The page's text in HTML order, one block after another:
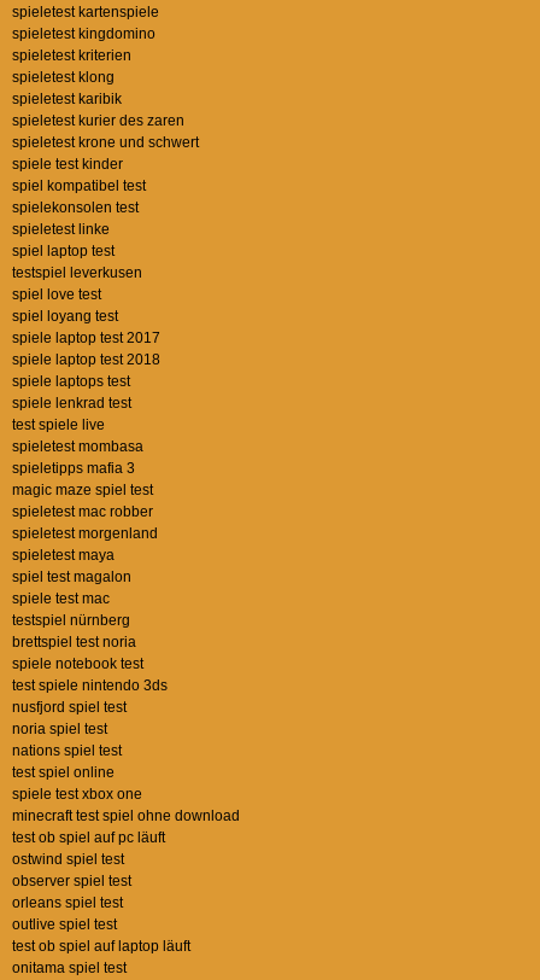
spieletest kartenspiele
spieletest kingdomino
spieletest kriterien
spieletest klong
spieletest karibik
spieletest kurier des zaren
spieletest krone und schwert
spiele test kinder
spiel kompatibel test
spielekonsolen test
spieletest linke
spiel laptop test
testspiel leverkusen
spiel love test
spiel loyang test
spiele laptop test 2017
spiele laptop test 2018
spiele laptops test
spiele lenkrad test
test spiele live
spieletest mombasa
spieletipps mafia 3
magic maze spiel test
spieletest mac robber
spieletest morgenland
spieletest maya
spiel test magalon
spiele test mac
testspiel nürnberg
brettspiel test noria
spiele notebook test
test spiele nintendo 3ds
nusfjord spiel test
noria spiel test
nations spiel test
test spiel online
spiele test xbox one
minecraft test spiel ohne download
test ob spiel auf pc läuft
ostwind spiel test
observer spiel test
orleans spiel test
outlive spiel test
test ob spiel auf laptop läuft
onitama spiel test